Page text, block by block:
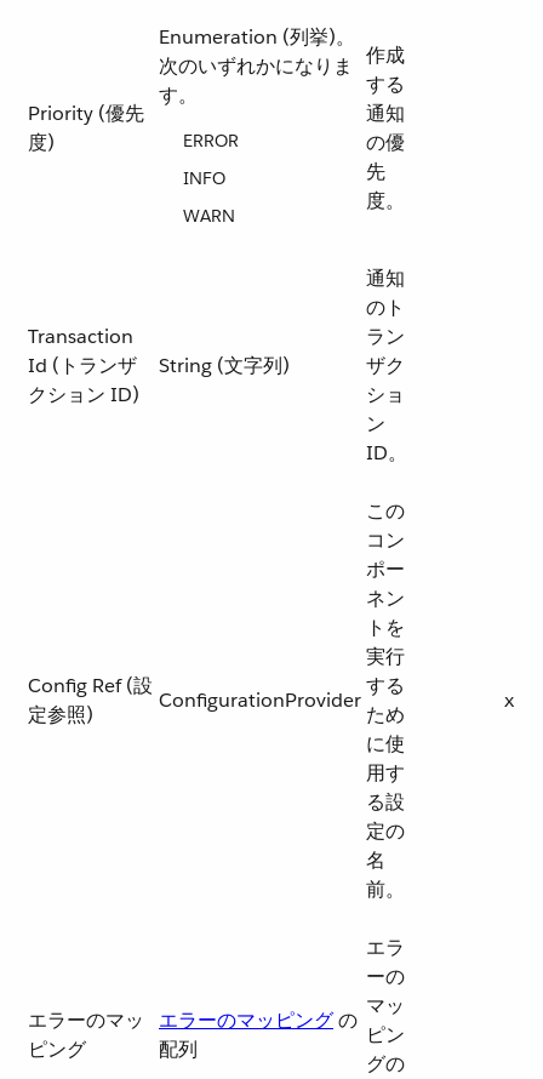
Priority (優先
度)
Enumeration (列挙)。
次のいずれかになりま
す。
ERROR
INFO
WARN
作成
する
通知
の優
先
度。
Transaction
Id (トランザ
クション ID)
String (文字列)
通知
のト
ラン
ザク
ショ
ン
ID。
Config Ref (設
定参照)
ConfigurationProvider
この
コン
ポー
ネン
トを
実行
する
ため
に使
用す
る設
定の
名
前。
x
エラーのマッ
ピング
エラーのマッピング​ の
配列
エラ
ーの
マッ
ピン
グの